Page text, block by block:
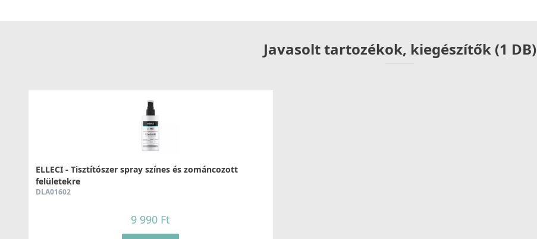
takarékoskodni a vízzel, miközben megőrzik a komfortot és a használati élményt. Emellett hozzájárul a
környezetvédelemhez és az energiahatékonysághoz, hiszen kevesebb víz felhasználása kevesebb
energiafelhasználást is jelent a melegvíz előállításánál. Válassza az Air Spout funkcióval ellátott csaptelepet, és
Egyszerű és hatékony vezérlés
A jobb oldalon elhelyezett karos vezérlés intuitív és ergonomikus használatot biztosít. A kar könnyedén
szabályozza a víz hőmérsékletét és erősségét, lehetővé téve a precíz beállítást. A klasszikus egykaros kialakítás
ideálisan ötvözi az egyszerűséget és a funkcionalitást.
A Cold Start funkció innovatív megoldást kínál mindazoknak, akik fontosnak tartják az energiatakarékosságot és
a fenntarthatóságot. Egyedülálló kialakításának köszönhetően a csapkar középállásban kizárólag hideg vizet
enged, így a melegvíz-rendszer csak akkor kapcsol be, amikor valóban szükség van rá. Ezzel jelentős
során. A Cold Start technológia nemcsak a rezsiköltségek csökkentésében segít, hanem hozzájárul a környezet
védelméhez is, hiszen kevesebb energiafelhasználással kisebb ökológiai lábnyomot eredményez. Válassza ezt
Javasolt tartozékok, kiegészítők (1 DB)
ELLECI - Tisztítószer spray színes és zománcozott
felületekre
DLA01602
9 990 Ft